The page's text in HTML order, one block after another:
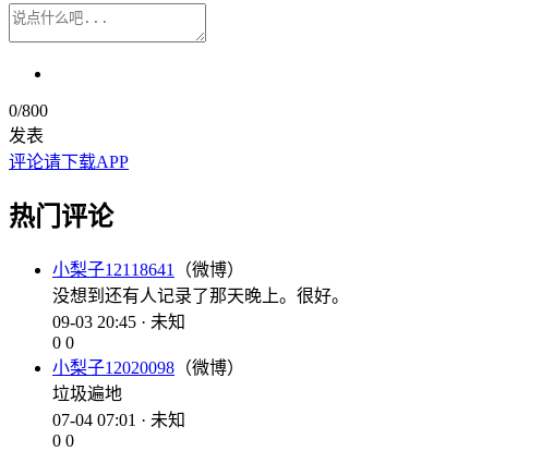
0/800
发表
评论请下载APP
热门评论
小梨子12118641
（微博）
没想到还有人记录了那天晚上。很好。
09-03 20:45 · 未知
0 0
小梨子12020098 （微博）
垃圾遍地
07-04 07:01 · 未知
0 0